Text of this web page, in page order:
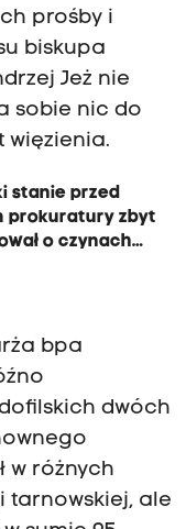
prośby i
biskupa
Jeż nie
sobie nic do
więzienia.
stanie przed
prokuratury zbyt
o czynach
bpa
dwóch
w różnych
tarnowskiej, ale